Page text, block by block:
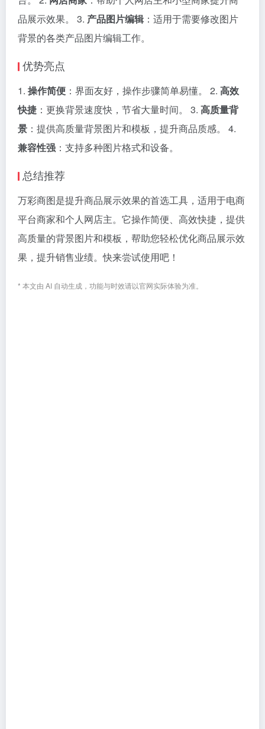
品展示效果。 3. 产品图片编辑：适用于需要修改图片
背景的各类产品图片编辑工作。
优势亮点
1. 操作简便 ：界面友好，操作步骤简单易懂。 2. 高效
快捷 ：更换背景速度快，节省大量时间。 3. 高质量背
景 ：提供高质量背景图片和模板，提升商品质感。 4.
兼容性强 ：支持多种图片格式和设备。
总结推荐
万彩商图是提升商品展示效果的首选工具，适用于电商
平台商家和个人网店主。它操作简便、高效快捷，提供
高质量的背景图片和模板，帮助您轻松优化商品展示效
果，提升销售业绩。快来尝试使用吧！
* 本文由 AI 自动生成，功能与时效请以官网实际体验为准。